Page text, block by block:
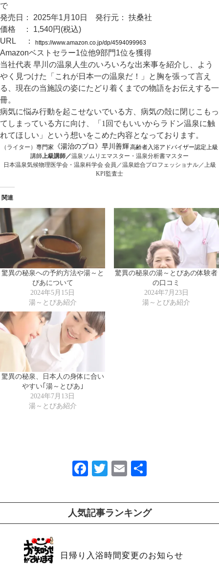
で
発売日： 2025年1月10日 発行元： 扶桑社
価格 ： 1,540円(税込)
URL ：
https://www.amazon.co.jp/dp/4594099963
Amazonベストセラー1位他9部門1位を獲得
当社代表 早川の温泉人生のいろいろな出来事を紹介し、よう
やく見つけた「これが日本一の温泉だ！」と胸を張って言え
る、現在の当施設の姿にたどり着くまでの物語をお伝えする一
冊。
病気に悩み行動を起こせないでいる方、病気の殻に閉じこもっ
てしまっている方に向け、「1回でもいいからラドン温泉に触
れてほしい」という想いをこめた内容となっております。
（ライター） 専門家 《湯治のプロ》早川善輝高齢者入浴アドバイザー認定上級
講師上級講師／温泉ソムリエマスター・温泉分析書マスター
日本温泉気候物理医学会・温泉科学会 会員／温泉総合プロフェッショナル／上級
KPI監査士
関連
驚異の秘泉への予約方法や湯～と
ぴあについて
2024年5月15日
湯～とぴあ紹介
驚異の秘泉の湯～とぴあの体験者
の口コミ
2024年7月23日
湯～とぴあ紹介
驚異の秘泉、日本人の身体に合い
やすい｢湯～とぴあ｣
2024年7月13日
湯～とぴあ紹介
Fa
bo
ok
T
tte
r
E
ail
人気記事ランキング
日帰り入浴時間変更のお知らせ